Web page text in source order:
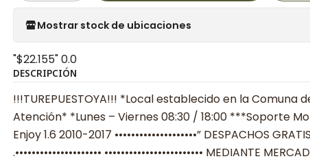
Mostrar stock de ubicaciones
"$22.155"0.0
DESCRIPCIÓN
!!!TUREPUESTOYA!!! *Local establecido en la Comuna
Atención* *Lunes – Viernes 08:30 / 18:00 ***Soporte
Enjoy 1.6 2010-2017 ••••••••••••••••••••” DESPACHOS
.••••••••••••••••••••• •••••••••••••••••••••••• MEDIANTE